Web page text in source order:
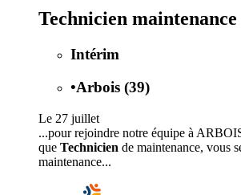
Technicien
Intérim
•Arbois (39)
Le 27 juillet
...pour rejoindre notre équipe à
que Technicien de maintenance, vous
maintenance...